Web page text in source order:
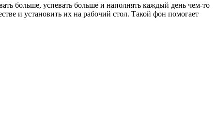
больше, успевать больше и наполнять каждый день чем‑то
и установить их на рабочий стол. Такой фон помогает